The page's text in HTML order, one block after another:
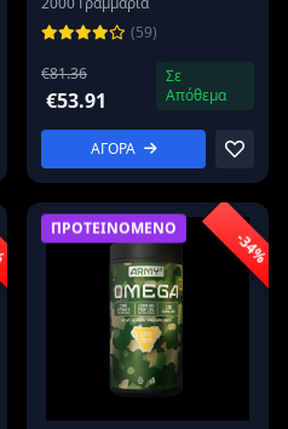
(59)
€81.36
€53.91
Σε
Απόθεμα
ΑΓΟΡΑ
ΠΡΟΤΕΙΝΟΜΕΝΟ
-34%